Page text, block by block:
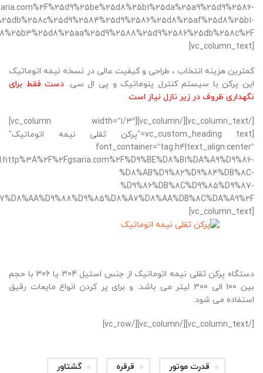
[vc_column_text]
کمترین هزینه انتخاب ، طراحی و کیفیت عالی در نسخه نیمه اتوماتیک
این پرکن با سیستم کنترل پنوماتیک و پی ال سی. دست فقط برای
نگهداری ظروف در زیر نازل نیاز است
[/vc_column_text][/vc_column][vc_column width=”1/3″]
[vc_custom_heading text=”پرکن ثقلی نیمه اتوماتیک”
font_container=”tag:h4|text_align:center”
%D8%AB%D9%82%D9%84%DB%8C-
%D9%86%DB%8C%D9%85%D9%87-
[vc_column_text]
دستگاه پرکن ثقلی نیمه اتوماتیک از جنس استیل 304 یا 306 با حجم
بین 100 الی 300 لیتر می باشد. و برای پر کردن انواع مایعات رقیق
استفاده می شود.
[/vc_column_text][/vc_column][/vc_row]
قدرت موتور قرقره گشتاور